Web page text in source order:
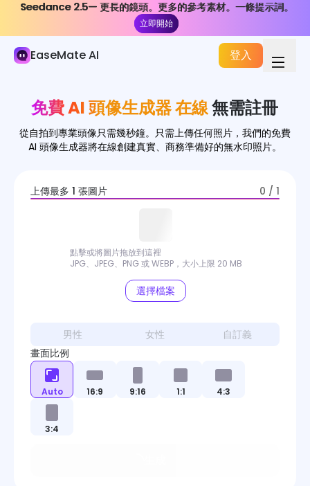
Seedance 2.5— 更長的鏡頭。更多的參考素材。一條提示詞。
立即開始
Seedance 2.5— 更長的鏡頭。更多的參考素材。一條提示詞。
立即開始
EaseMate AI 登入
圖像生成器
影像轉換器
圖像工具
免費 AI 頭像生成器 在線無需註冊
從自拍到專業頭像只需幾秒鐘。只需上傳任何照片，我們的免費
AI 頭像生成器將在線創建真實、商務準備好的無水印照片。
上傳最多 1 張圖片 0 / 1
點擊或將圖片拖放到這裡
JPG、JPEG、PNG 或 WEBP，大小上限 20 MB
選擇檔案
男性 女性
自訂義
畫面比例
Auto 16:9 9:16 1:1 4:3
3:4